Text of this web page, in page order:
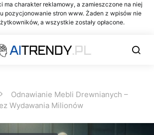
ma charakter reklamowy, a zamieszczone na niej
pozycjonowanie stron www. Żaden z wpisów nie
a wszystkie zostały opłacone.
Odnawianie Mebli Drewnianych –
Wydawania Milionów